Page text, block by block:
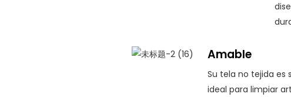
Amable
Su tela no tejida es
ideal para limpiar